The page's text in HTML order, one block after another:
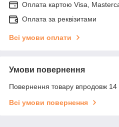
Оплата картою Visa,
Оплата за реквізитами
Всі умови оплати
Умови повернення
Повернення товару впродовж 14
Всі умови повернення